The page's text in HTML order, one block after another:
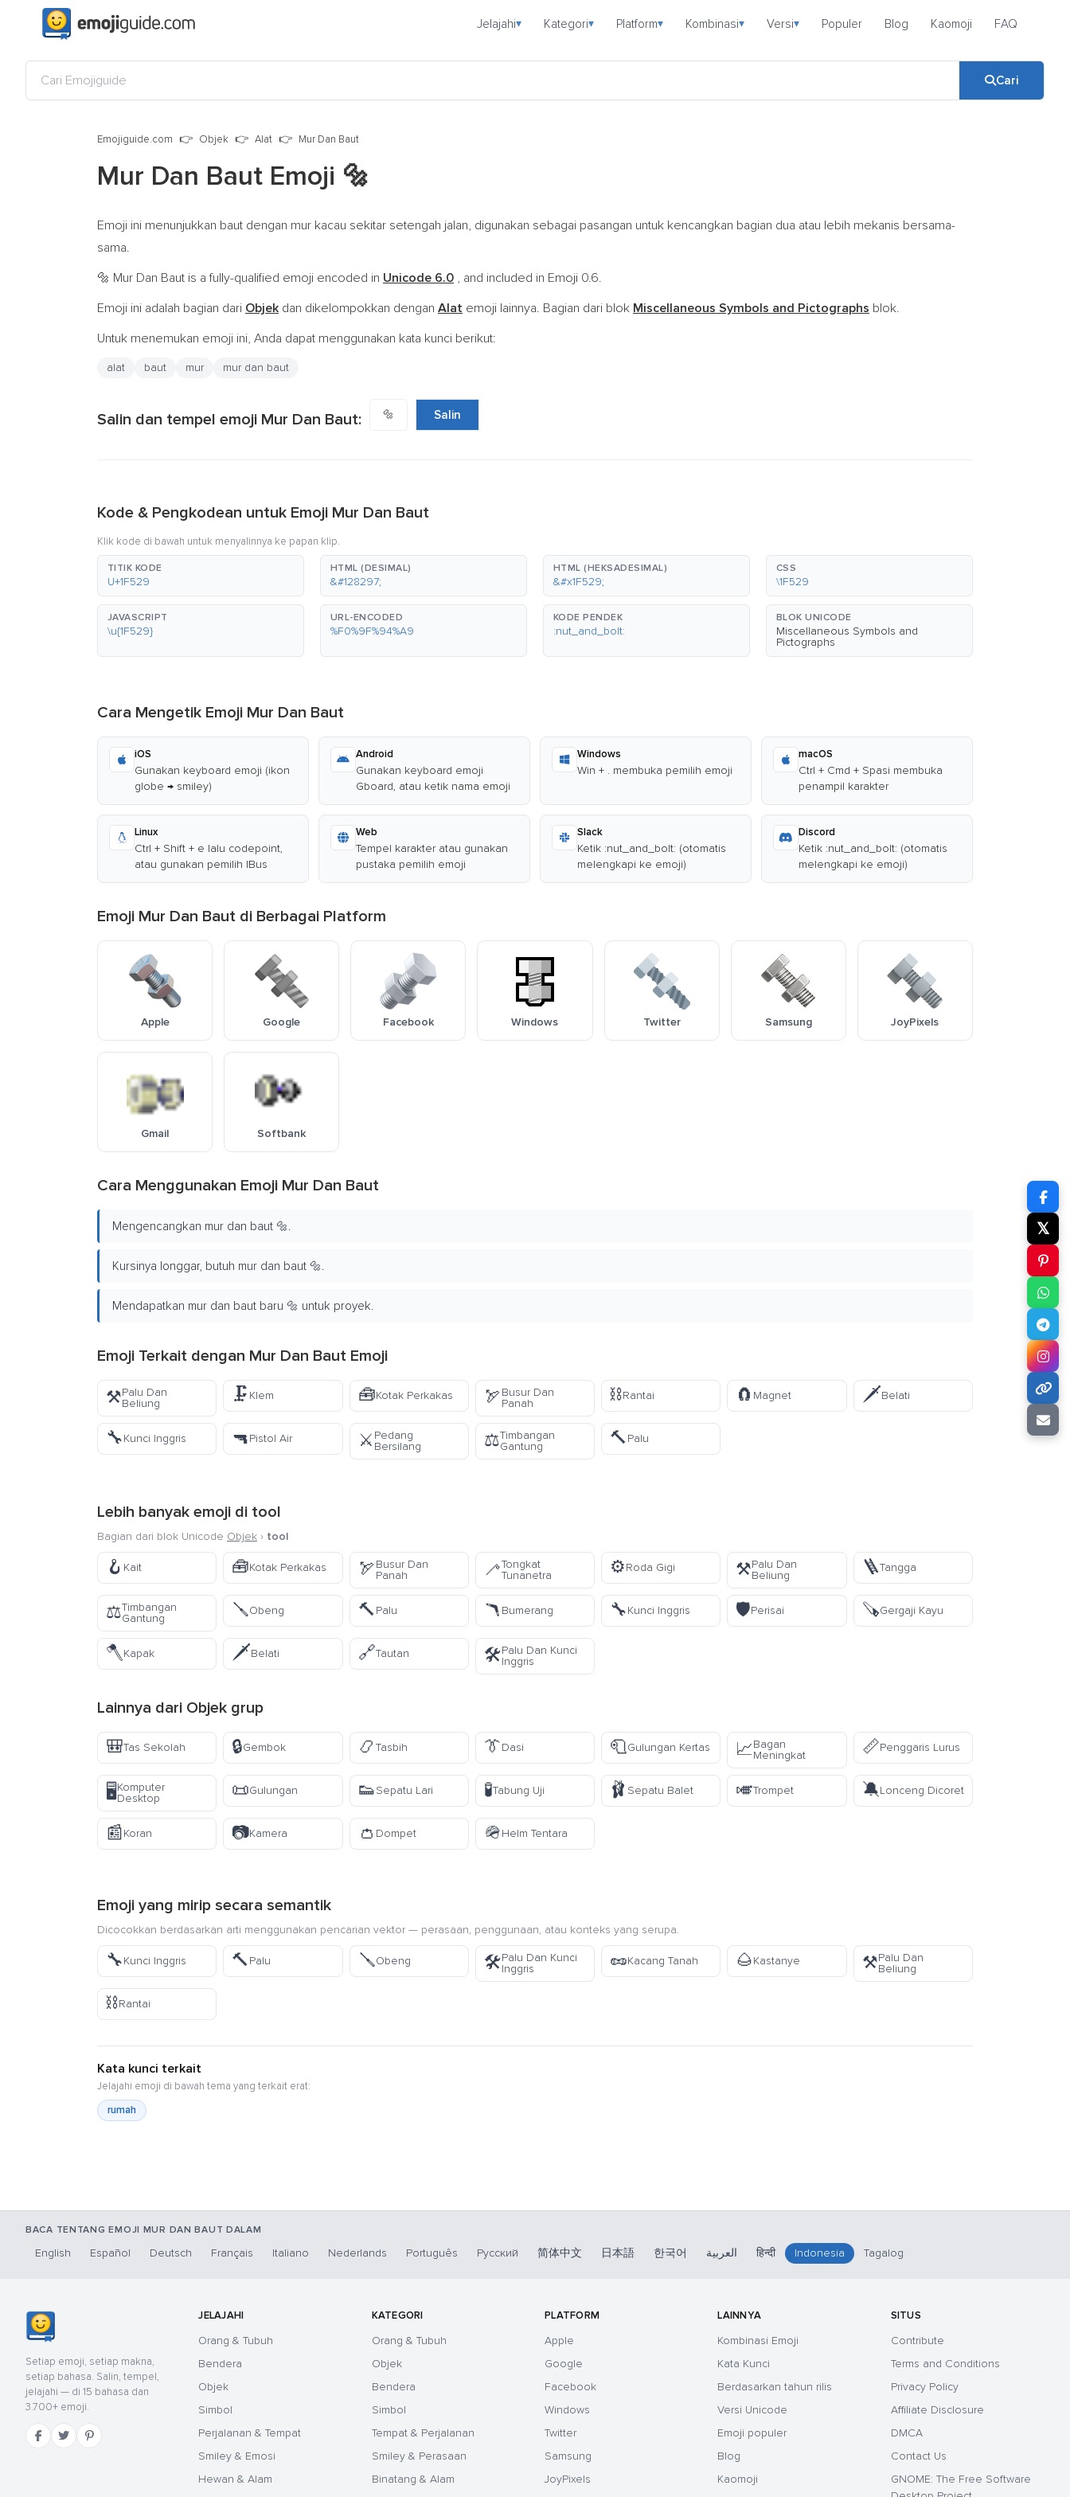
Jelajahi▾ Kategori▾ Platform▾ Kombinasi▾ Versi▾ Populer Blog Kaomoji FAQ
Cari
Emojiguide.com Objek Alat Mur Dan Baut
Mur Dan Baut Emoji 🔩
Emoji ini menunjukkan baut dengan mur kacau sekitar setengah jalan, digunakan sebagai pasangan untuk kencangkan bagian dua atau lebih mekanis bersama-
sama.
🔩 Mur Dan Baut is a fully-qualified emoji encoded in Unicode 6.0 , and included in Emoji 0.6.
Emoji ini adalah bagian dari Objek dan dikelompokkan dengan Alat emoji lainnya. Bagian dari blok Miscellaneous Symbols and Pictographs blok.
Untuk menemukan emoji ini, Anda dapat menggunakan kata kunci berikut:
alat baut mur mur dan baut
Salin dan tempel emoji Mur Dan Baut: 🔩 Salin
Kode & Pengkodean untuk Emoji Mur Dan Baut
Klik kode di bawah untuk menyalinnya ke papan klip.
TITIK KODE
U+1F529
HTML (DESIMAL)
&#128297;
HTML (HEKSADESIMAL)
&#x1F529;
CSS
\1F529
JAVASCRIPT
\u{1F529}
URL-ENCODED
%F0%9F%94%A9
KODE PENDEK
:nut_and_bolt:
BLOK UNICODE
Miscellaneous Symbols and
Pictographs
Cara Mengetik Emoji Mur Dan Baut
iOS
Gunakan keyboard emoji (ikon
globe → smiley)
Android
Gunakan keyboard emoji
Gboard, atau ketik nama emoji
Windows
Win + . membuka pemilih emoji
macOS
Ctrl + Cmd + Spasi membuka
penampil karakter
Linux
Ctrl + Shift + e lalu codepoint,
atau gunakan pemilih IBus
Web
Tempel karakter atau gunakan
pustaka pemilih emoji
Slack
Ketik :nut_and_bolt: (otomatis
melengkapi ke emoji)
Discord
Ketik :nut_and_bolt: (otomatis
melengkapi ke emoji)
Emoji Mur Dan Baut di Berbagai Platform
Apple Google Facebook Windows Twitter Samsung JoyPixels
Gmail Softbank
Cara Menggunakan Emoji Mur Dan Baut
Mengencangkan mur dan baut 🔩.
Kursinya longgar, butuh mur dan baut 🔩.
Mendapatkan mur dan baut baru 🔩 untuk proyek.
Emoji Terkait dengan Mur Dan Baut Emoji
⚒️Palu Dan
Beliung
🗜️ Klem 🧰Kotak Perkakas 🏹Busur Dan
Panah
⛓️Rantai 🧲 Magnet 🗡️ Belati
🔧Kunci Inggris 🔫Pistol Air ⚔️ Pedang
Bersilang
⚖️Timbangan
Gantung
🔨Palu
Lebih banyak emoji di tool
Bagian dari blok Unicode Objek › tool
🪝 Kait 🧰Kotak Perkakas 🏹Busur Dan
Panah
🦯Tongkat
Tunanetra
⚙️Roda Gigi ⚒️Palu Dan
Beliung
🪜Tangga
⚖️Timbangan
Gantung
🪛Obeng 🔨Palu 🪃 Bumerang 🔧Kunci Inggris 🛡️Perisai 🪚Gergaji Kayu
🪓Kapak 🗡️ Belati 🔗Tautan 🛠️Palu Dan Kunci
Inggris
Lainnya dari Objek grup
🎒Tas Sekolah 🔒Gembok 📿 Tasbih 👔Dasi 🧻Gulungan Kertas 📈Bagan
Meningkat
📏Penggaris Lurus
🖥️Komputer
Desktop
📜Gulungan 👟Sepatu Lari 🧪Tabung Uji 🩰 Sepatu Balet 🎺Trompet 🔕Lonceng Dicoret
📰Koran 📷Kamera 👛 Dompet 🪖Helm Tentara
Emoji yang mirip secara semantik
Dicocokkan berdasarkan arti menggunakan pencarian vektor — perasaan, penggunaan, atau konteks yang serupa.
🔧Kunci Inggris 🔨Palu 🪛Obeng 🛠️Palu Dan Kunci
Inggris
🥜Kacang Tanah 🌰Kastanye ⚒️Palu Dan
Beliung
⛓️Rantai
Kata kunci terkait
Jelajahi emoji di bawah tema yang terkait erat:
rumah
𝕏
BACA TENTANG EMOJI MUR DAN BAUT DALAM
English Español Deutsch Français Italiano Nederlands Português Русский 简体中文 日本語 한국어 العربية हिन्दी Indonesia Tagalog
Setiap emoji, setiap makna,
setiap bahasa. Salin, tempel,
jelajahi — di 15 bahasa dan
3.700+ emoji.
JELAJAHI
Orang & Tubuh
Bendera
Objek
Simbol
Perjalanan & Tempat
Smiley & Emosi
Hewan & Alam
KATEGORI
Orang & Tubuh
Objek
Bendera
Simbol
Tempat & Perjalanan
Smiley & Perasaan
Binatang & Alam
PLATFORM
Apple
Google
Facebook
Windows
Twitter
Samsung
JoyPixels
LAINNYA
Kombinasi Emoji
Kata Kunci
Berdasarkan tahun rilis
Versi Unicode
Emoji populer
Blog
Kaomoji
SITUS
Contribute
Terms and Conditions
Privacy Policy
Affiliate Disclosure
DMCA
Contact Us
GNOME: The Free Software